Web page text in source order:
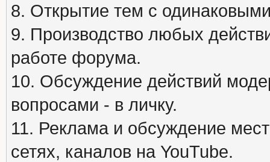
8. Открытие тем с
9. Производство любых
работе форума.
10. Обсуждение действий
вопросами - в личку.
11. Реклама и обсуждение
сетях, каналов на YouTube.